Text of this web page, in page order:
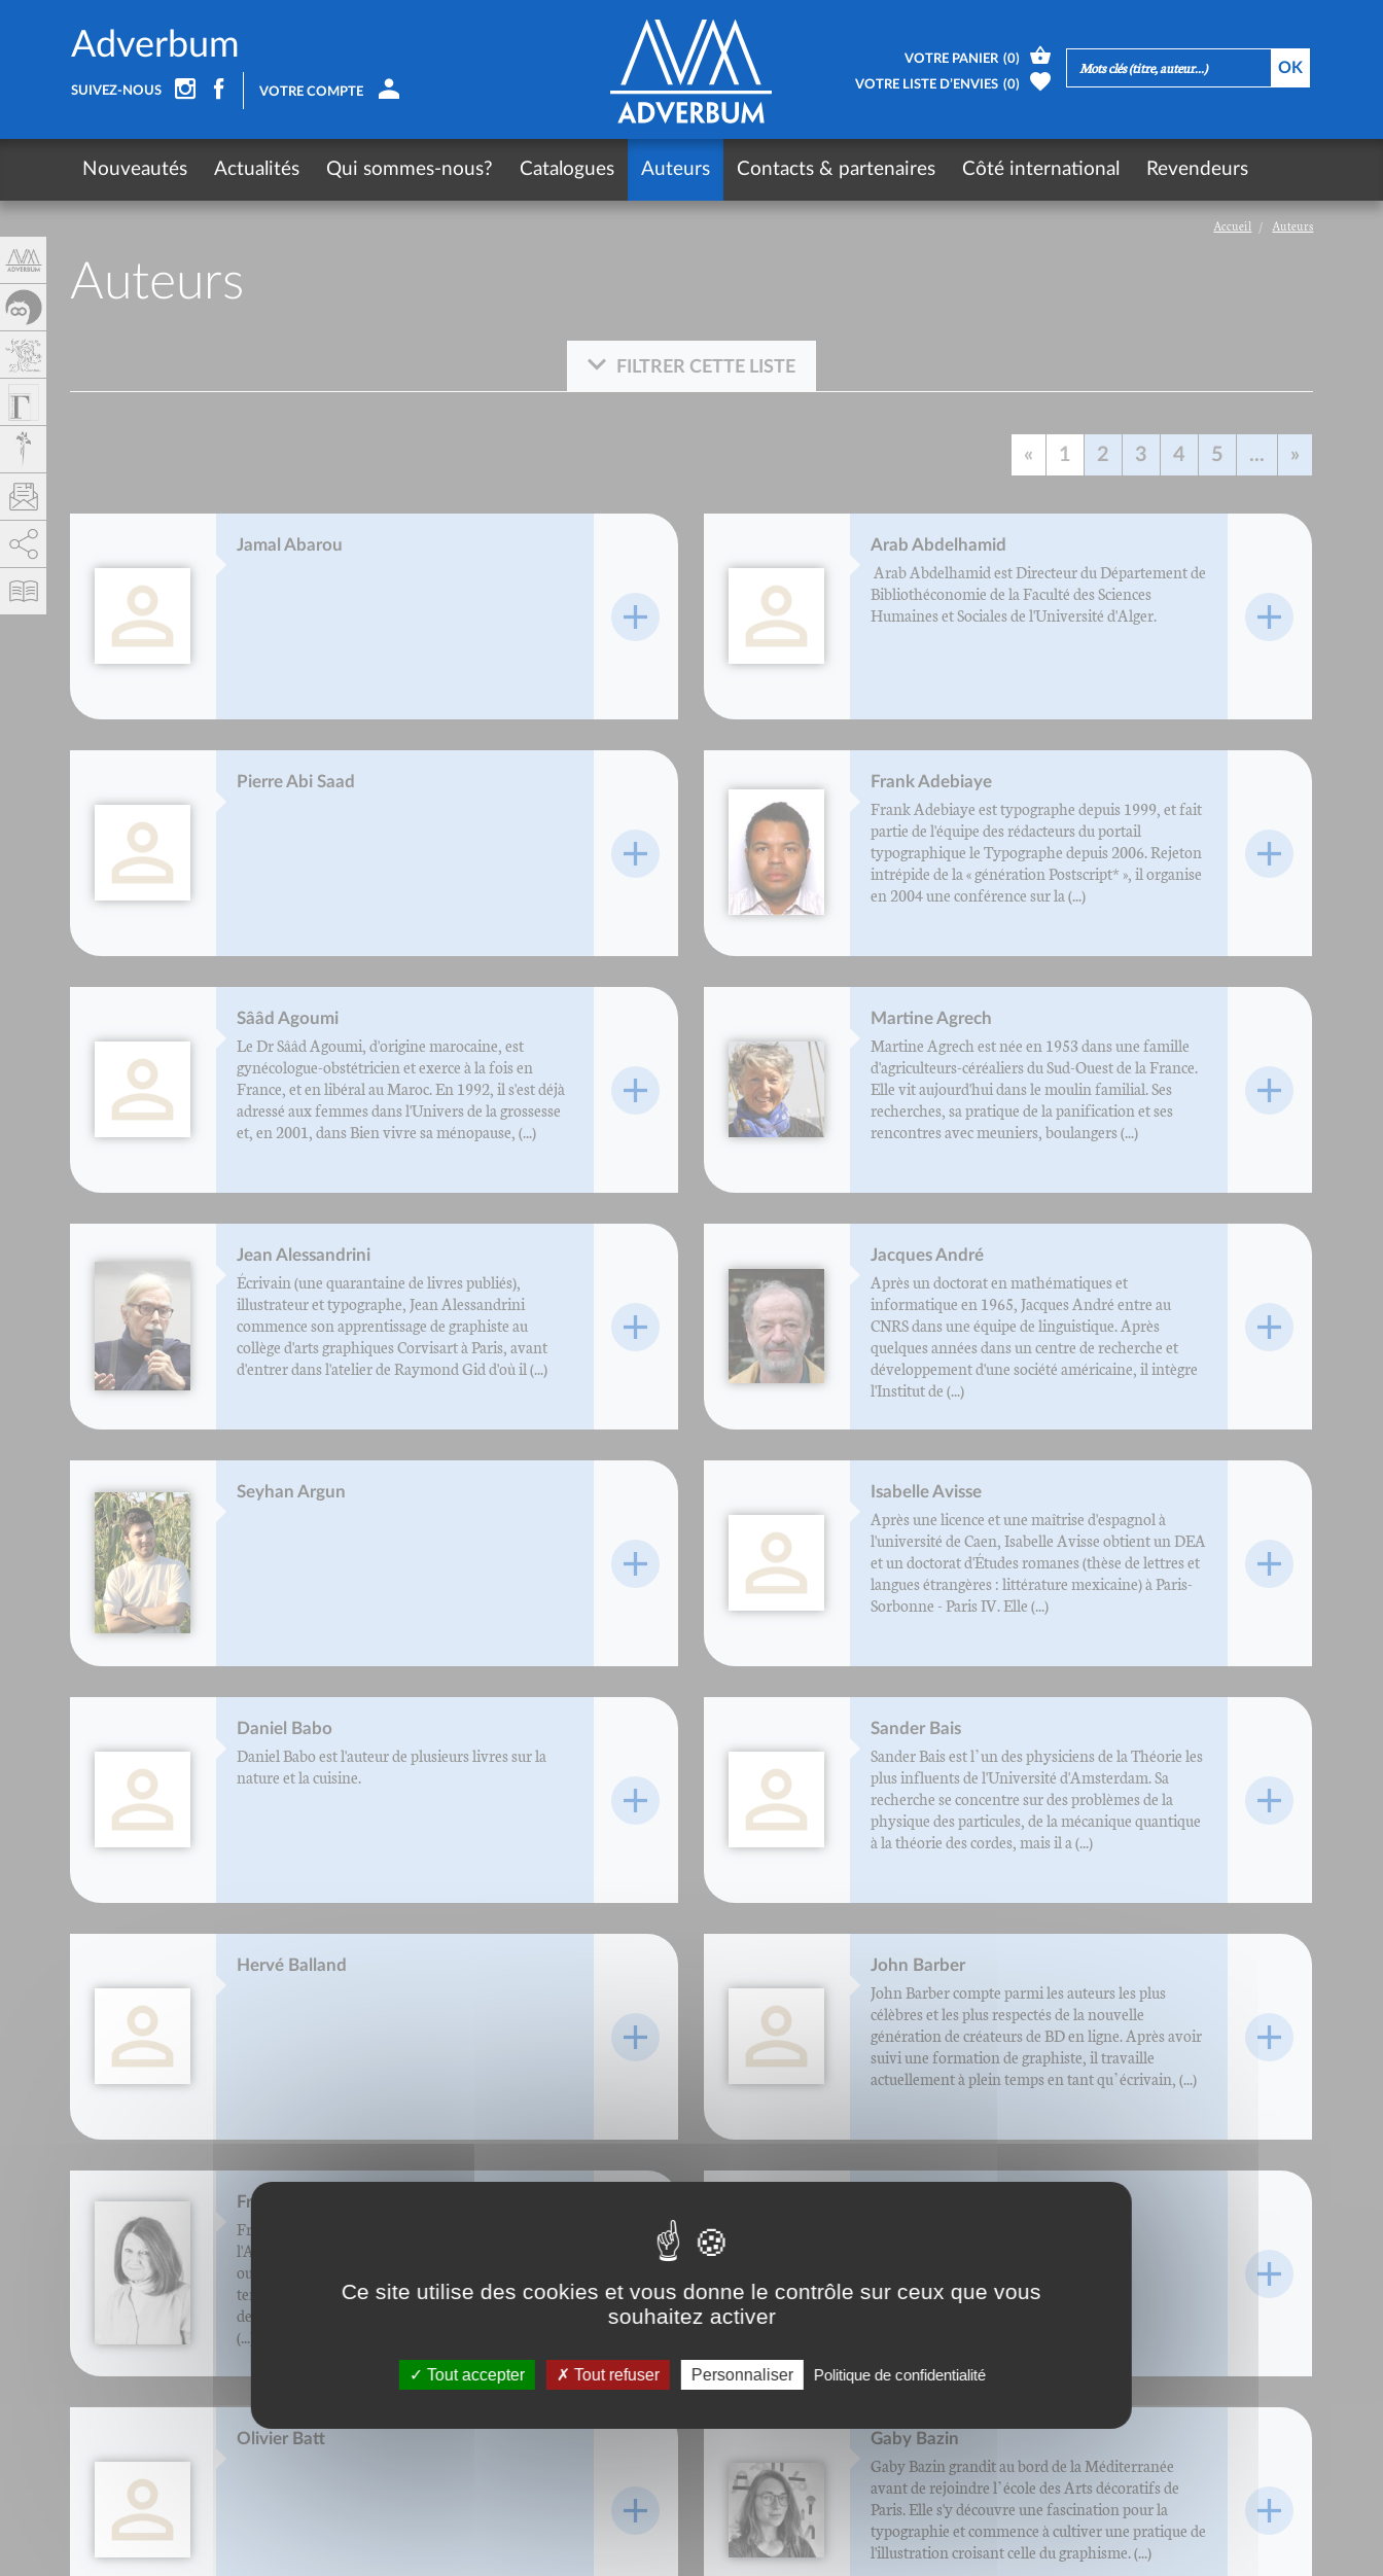
Accueil Auteurs
Auteurs
FILTRER CETTE LISTE
« 1 2 3 4 5 ... »
Jamal Abarou Arab Abdelhamid
Arab Abdelhamid est Directeur du Département de
Bibliothéconomie de la Faculté des Sciences
Humaines et Sociales de l'Université d'Alger.
Pierre Abi Saad Frank Adebiaye
Frank Adebiaye est typographe depuis 1999, et fait
partie de l'équipe des rédacteurs du portail
typographique le Typographe depuis 2006. Rejeton
intrépide de la « génération Postscript* », il organise
en 2004 une conférence sur la (...)
Sââd Agoumi
Le Dr Sââd Agoumi, d'origine marocaine, est
gynécologue-obstétricien et exerce à la fois en
France, et en libéral au Maroc. En 1992, il s'est déjà
adressé aux femmes dans l'Univers de la grossesse
et, en 2001, dans Bien vivre sa ménopause, (...)
Martine Agrech
Martine Agrech est née en 1953 dans une famille
d'agriculteurs-céréaliers du Sud-Ouest de la France.
Elle vit aujourd'hui dans le moulin familial. Ses
recherches, sa pratique de la panification et ses
rencontres avec meuniers, boulangers (...)
Jean Alessandrini
Écrivain (une quarantaine de livres publiés),
illustrateur et typographe, Jean Alessandrini
commence son apprentissage de graphiste au
collège d'arts graphiques Corvisart à Paris, avant
d'entrer dans l'atelier de Raymond Gid d'où il (...)
Jacques André
Après un doctorat en mathématiques et
informatique en 1965, Jacques André entre au
CNRS dans une équipe de linguistique. Après
quelques années dans un centre de recherche et
développement d'une société américaine, il intègre
l'Institut de (...)
Seyhan Argun Isabelle Avisse
Après une licence et une maîtrise d'espagnol à
l'université de Caen, Isabelle Avisse obtient un DEA
et un doctorat d'Études romanes (thèse de lettres et
langues étrangères : littérature mexicaine) à Paris-
Sorbonne - Paris IV. Elle (...)
Daniel Babo
Daniel Babo est l'auteur de plusieurs livres sur la
nature et la cuisine.
Sander Bais
Sander Bais est l’un des physiciens de la Théorie les
plus influents de l'Université d'Amsterdam. Sa
recherche se concentre sur des problèmes de la
physique des particules, de la mécanique quantique
à la théorie des cordes, mais il a (...)
Hervé Balland John Barber
John Barber compte parmi les auteurs les plus
célèbres et les plus respectés de la nouvelle
génération de créateurs de BD en ligne. Après avoir
suivi une formation de graphiste, il travaille
actuellement à plein temps en tant qu’écrivain, (...)
Françoise Barbin-Lécrevisse
Françoise Barbin-Lécrevisse, membre de
l'Académie d'Angoumois, auteur de nombreux
ouvrages culinaires, chroniqueuse, spécialiste du
terroir charentais, participe à la démarche collective
de l'association Les savoir-faire du cognac pour faire
(...)
Olivier Batt Gaby Bazin
Gaby Bazin grandit au bord de la Méditerranée
avant de rejoindre l’école des Arts décoratifs de
Paris. Elle s'y découvre une fascination pour la
typographie et commence à cultiver une pratique de
l'illustration croisant celle du graphisme. (...)
Adverbum
SUIVEZ-NOUS VOTRE COMPTE
VOTRE PANIER (0)
VOTRE LISTE D’ENVIES (0)
Nouveautés Actualités Qui sommes-nous? Catalogues Auteurs Contacts & partenaires Côté international Revendeurs
Ce site utilise des cookies et vous donne le contrôle sur ceux que vous
souhaitez activer
Tout accepter Tout refuser Personnaliser Politique de confidentialité